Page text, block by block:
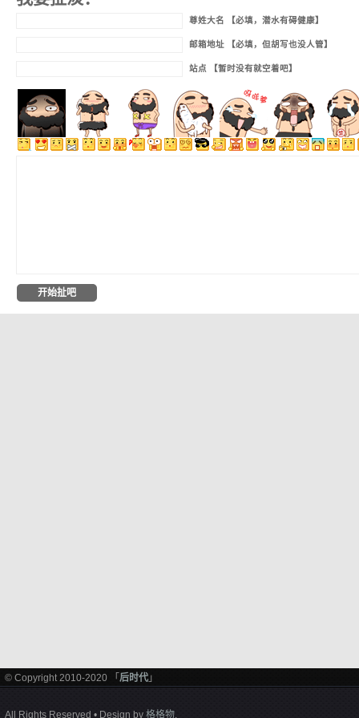
尊姓大名 【必填，潜水有碍健康】
邮箱地址 【必填，但胡写也没人管】
站点 【暂时没有就空着吧】
© Copyright 2010-2020 「 后时代 」
All Rights Reserved • Design by 格格物.